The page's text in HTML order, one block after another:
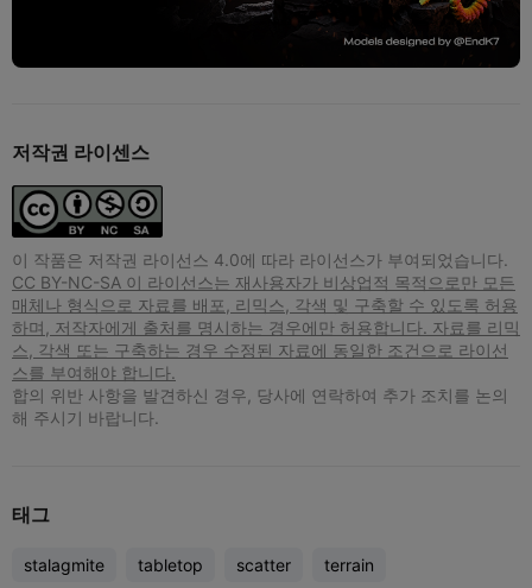
저작권 라이센스
이 작품은 저작권 라이선스 4.0에 따라 라이선스가 부여되었습니다.
CC BY-NC-SA 이 라이선스는 재사용자가 비상업적 목적으로만 모든
매체나 형식으로 자료를 배포, 리믹스, 각색 및 구축할 수 있도록 허용
하며, 저작자에게 출처를 명시하는 경우에만 허용합니다. 자료를 리믹
스, 각색 또는 구축하는 경우 수정된 자료에 동일한 조건으로 라이선
스를 부여해야 합니다.
합의 위반 사항을 발견하신 경우, 당사에 연락하여 추가 조치를 논의
해 주시기 바랍니다.
태그
stalagmite tabletop scatter terrain